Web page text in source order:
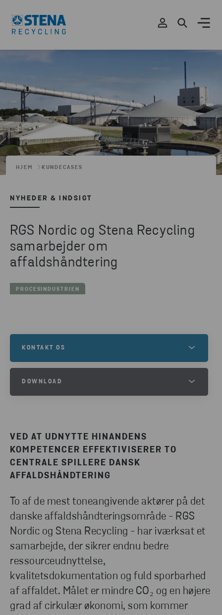
HJEM KUNDECASES
NYHEDER & INDSIGT
RGS Nordic og Stena Recycling
samarbejder om
affaldshåndtering
PROCESINDUSTRIEN
VED AT UDNYTTE HINANDENS
KOMPETENCER EFFEKTIVISERER TO
CENTRALE SPILLERE DANSK
AFFALDSHÅNDTERING
To af de mest toneangivende aktører på det
danske affaldshåndteringsområde - RGS
Nordic og Stena Recycling - har iværksat et
samarbejde, der sikrer endnu bedre
ressourceudnyttelse,
kvalitetsdokumentation og fuld sporbarhed
af affaldet. Målet er mindre CO₂ og en højere
grad af cirkulær økonomi, som kommer
KONTAKT OS
KOM I KONTAKT
DOWNLOAD